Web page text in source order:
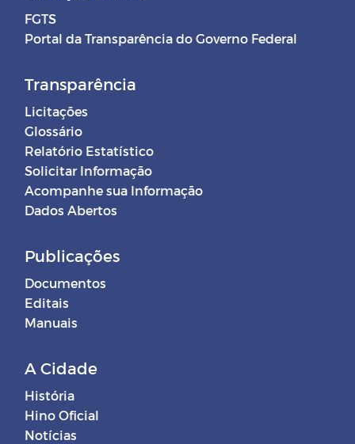
FGTS
Portal da Transparência do Governo Federal
Transparência
Licitações
Glossário
Relatório Estatístico
Solicitar Informação
Acompanhe sua Informação
Dados Abertos
Publicações
Documentos
Editais
Manuais
A Cidade
História
Hino Oficial
Notícias